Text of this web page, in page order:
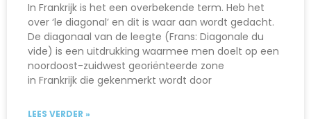
In Frankrijk is het een overbekende term. Heb het
over ‘le diagonal’ en dit is waar aan wordt gedacht.
De diagonaal van de leegte (Frans: Diagonale du
vide) is een uitdrukking waarmee men doelt op een
noordoost-zuidwest georiënteerde zone
in Frankrijk die gekenmerkt wordt door
LEES VERDER »